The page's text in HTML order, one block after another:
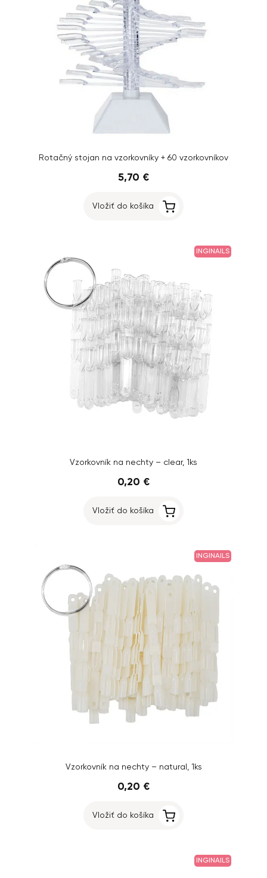
Rotačný stojan na vzorkovníky + 60 vzorkovníkov
5,70 €
Vložiť do košíka
INGINAILS
Vzorkovník na nechty – clear, 1ks
0,20 €
Vložiť do košíka
INGINAILS
Vzorkovník na nechty – natural, 1ks
0,20 €
Vložiť do košíka
INGINAILS